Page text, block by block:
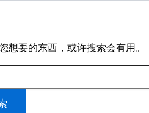
想要的东西，或许搜索会有用。